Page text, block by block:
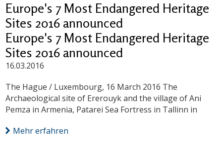
Europe's 7 Most Endangered Heritage
Sites 2016 announced
Europe's 7 Most Endangered Heritage
Sites 2016 announced
16.03.2016
The Hague / Luxembourg, 16 March 2016 The
Archaeological site of Ererouyk and the village of Ani
Pemza in Armenia, Patarei Sea Fortress in Tallinn in
Mehr erfahren